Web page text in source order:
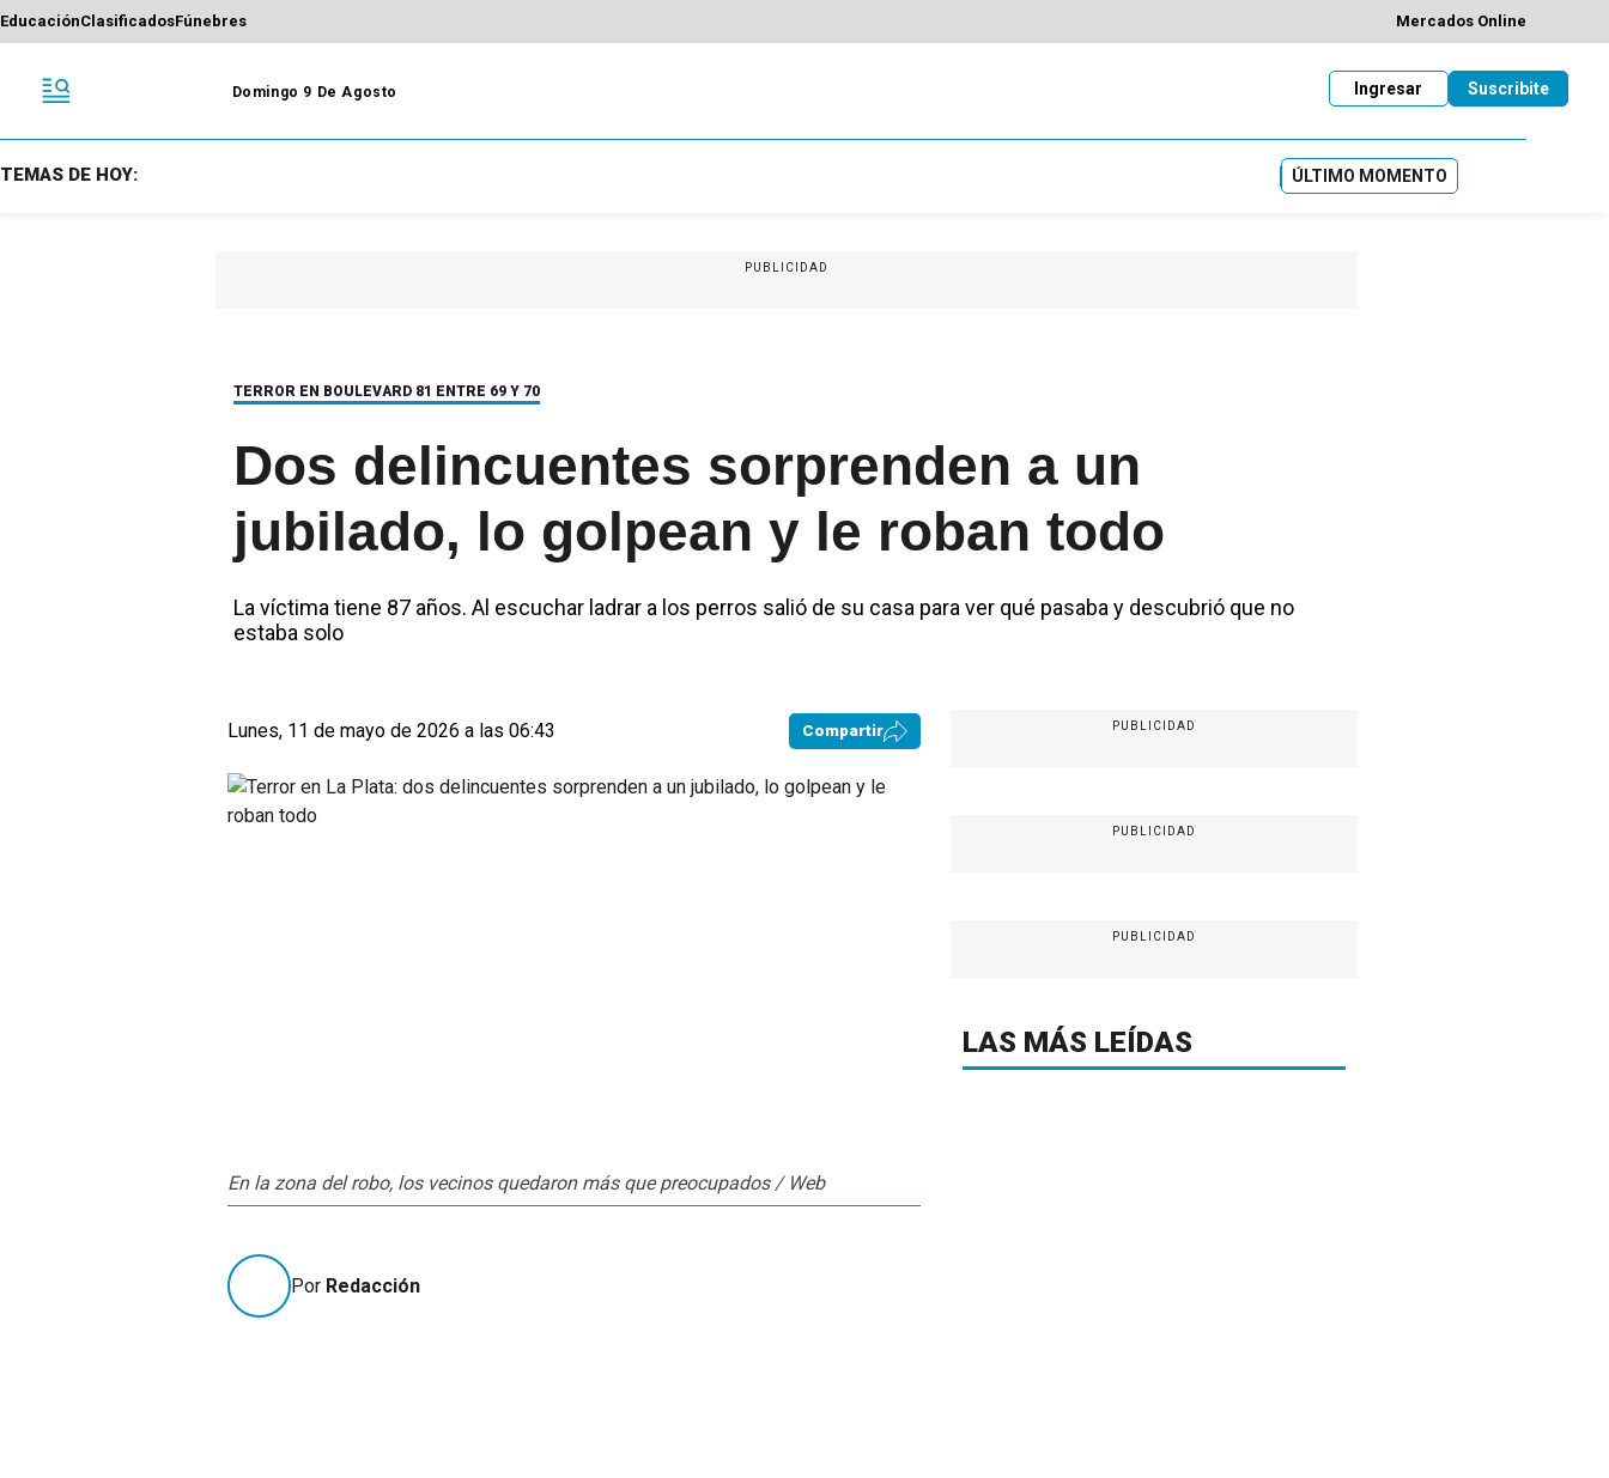
EducaciónClasificadosFúnebres Mercados Online
Domingo 9 De Agosto Suscribite
Ingresar
TEMAS DE HOY: ÚLTIMO MOMENTO
PUBLICIDAD
TERROR EN BOULEVARD 81 ENTRE 69 Y 70
Dos delincuentes sorprenden a un
jubilado, lo golpean y le roban todo
La víctima tiene 87 años. Al escuchar ladrar a los perros salió de su casa para ver qué pasaba y descubrió que no
estaba solo
Lunes, 11 de mayo de 2026 a las 06:43 Compartir
En la zona del robo, los vecinos quedaron más que preocupados / Web
Por Redacción
PUBLICIDAD
PUBLICIDAD
PUBLICIDAD
LAS MÁS LEÍDAS